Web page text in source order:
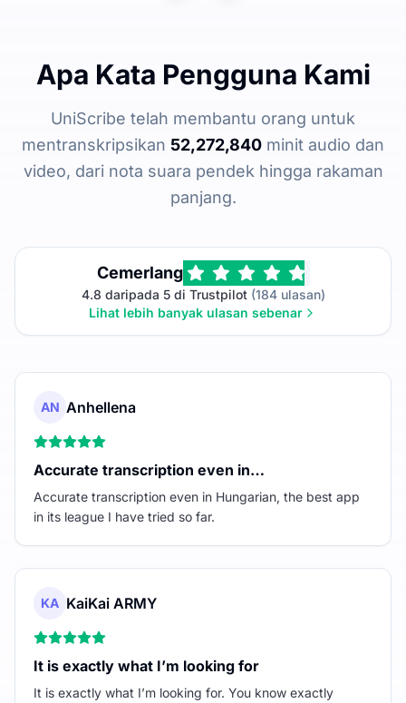
Apa Kata Pengguna Kami
UniScribe telah membantu orang untuk
mentranskripsikan 52,272,840 minit audio dan
video, dari nota suara pendek hingga rakaman
panjang.
Cemerlang
4.8 daripada 5 di Trustpilot(184 ulasan)
Lihat lebih banyak ulasan sebenar
AN Anhellena
Accurate transcription even in…
Accurate transcription even in Hungarian, the best app
in its league I have tried so far.
KA KaiKai ARMY
It is exactly what I’m looking for
It is exactly what I’m looking for. You know exactly